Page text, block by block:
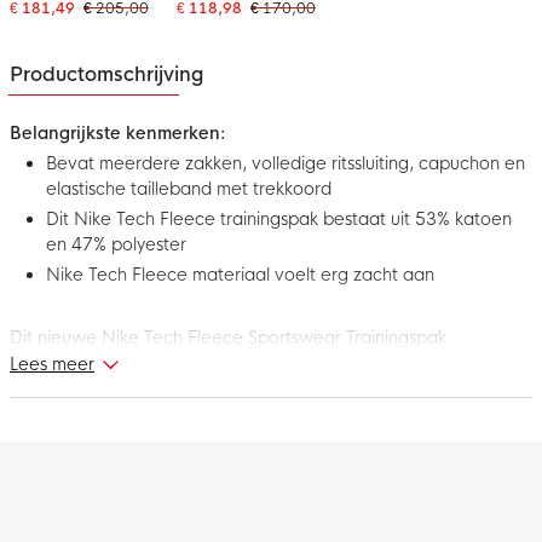
Trainingspak Full-Zip
€ 181,49 € 205,00
Trainingspak Rood
€ 118,98 € 170,00
Productomschrijving
Belangrijkste kenmerken:
Bevat meerdere zakken, volledige ritssluiting, capuchon en
elastische tailleband met trekkoord
Dit Nike Tech Fleece trainingspak bestaat uit 53% katoen
en 47% polyester
Nike Tech Fleece materiaal voelt erg zacht aan
Dit nieuwe Nike Tech Fleece Sportswear Trainingspak
Donkergrijs Zwart maakt deel uit van de Nike Tech Fleece
Lees meer